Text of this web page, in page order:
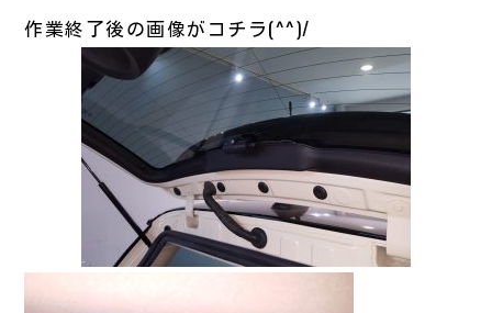
作業終了後の画像がコチラ(^^)/